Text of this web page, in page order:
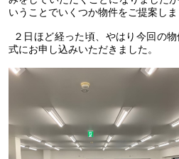
いうことでいくつか物件をご提案しま
２日ほど経った頃、やはり今回の
式にお申し込みいただきました。